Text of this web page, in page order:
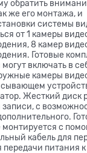
обратить
же его монтажа, и
системы
от 1 камеры
8 камер
Готовые
включать в
камеры
Жесткий диск
записи, с
с
кабель для
питания